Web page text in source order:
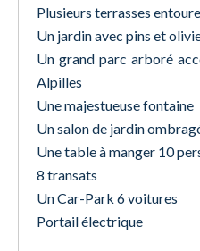
Plusieurs terrasses
Un jardin avec pins et
Un grand parc arboré
Alpilles
Une majestueuse fontaine
Un salon de jardin
Une table à manger 10
8 transats
Un Car-Park 6 voitures
Portail électrique